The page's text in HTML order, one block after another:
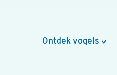
Ontdek vogels